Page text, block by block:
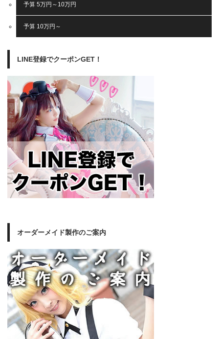
予算 5万円～10万円
予算 10万円～
LINE登録でクーポンGET！
オーダーメイド製作のご案内